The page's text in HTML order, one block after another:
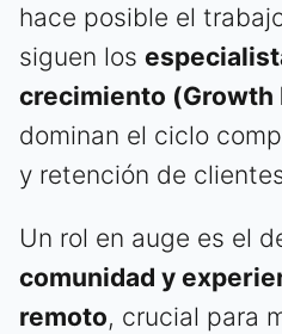
hace posible el
siguen los
crecimiento (Growth
dominan el ciclo
y retención de
Un rol en auge es el
comunidad y
remoto, crucial para